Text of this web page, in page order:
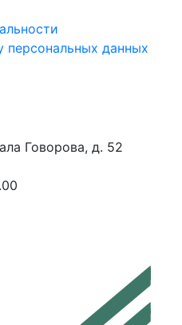
персональных данных
Говорова, д. 52